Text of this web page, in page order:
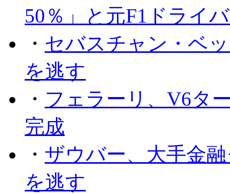
50％」と元F1ドライ
・ セバスチャン・ベ
を逃す
・ フェラーリ、V6タ
完成
・ ザウバー、大手金
を逃す